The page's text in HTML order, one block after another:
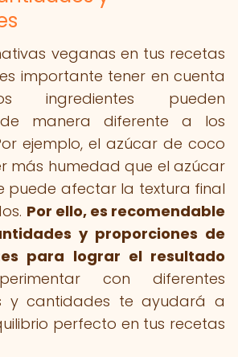
veganas en tus recetas
importante tener en cuenta
ingredientes pueden
manera diferente a los
ejemplo, el azúcar de coco
más humedad que el azúcar
puede afectar la textura final
Por ello, es recomendable
y proporciones de
para lograr el resultado
con diferentes
y cantidades te ayudará a
perfecto en tus recetas